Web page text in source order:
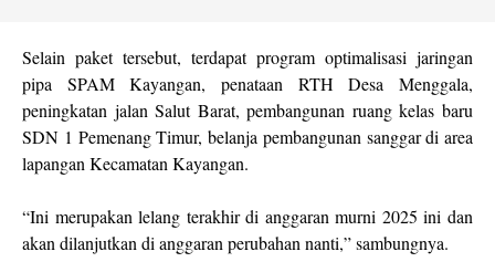
Selain paket tersebut, terdapat program optimalisasi jaringan
pipa SPAM Kayangan, penataan RTH Desa Menggala,
peningkatan jalan Salut Barat, pembangunan ruang kelas baru
SDN 1 Pemenang Timur, belanja pembangunan sanggar di area
lapangan Kecamatan Kayangan.
“Ini merupakan lelang terakhir di anggaran murni 2025 ini dan
akan dilanjutkan di anggaran perubahan nanti,” sambungnya.